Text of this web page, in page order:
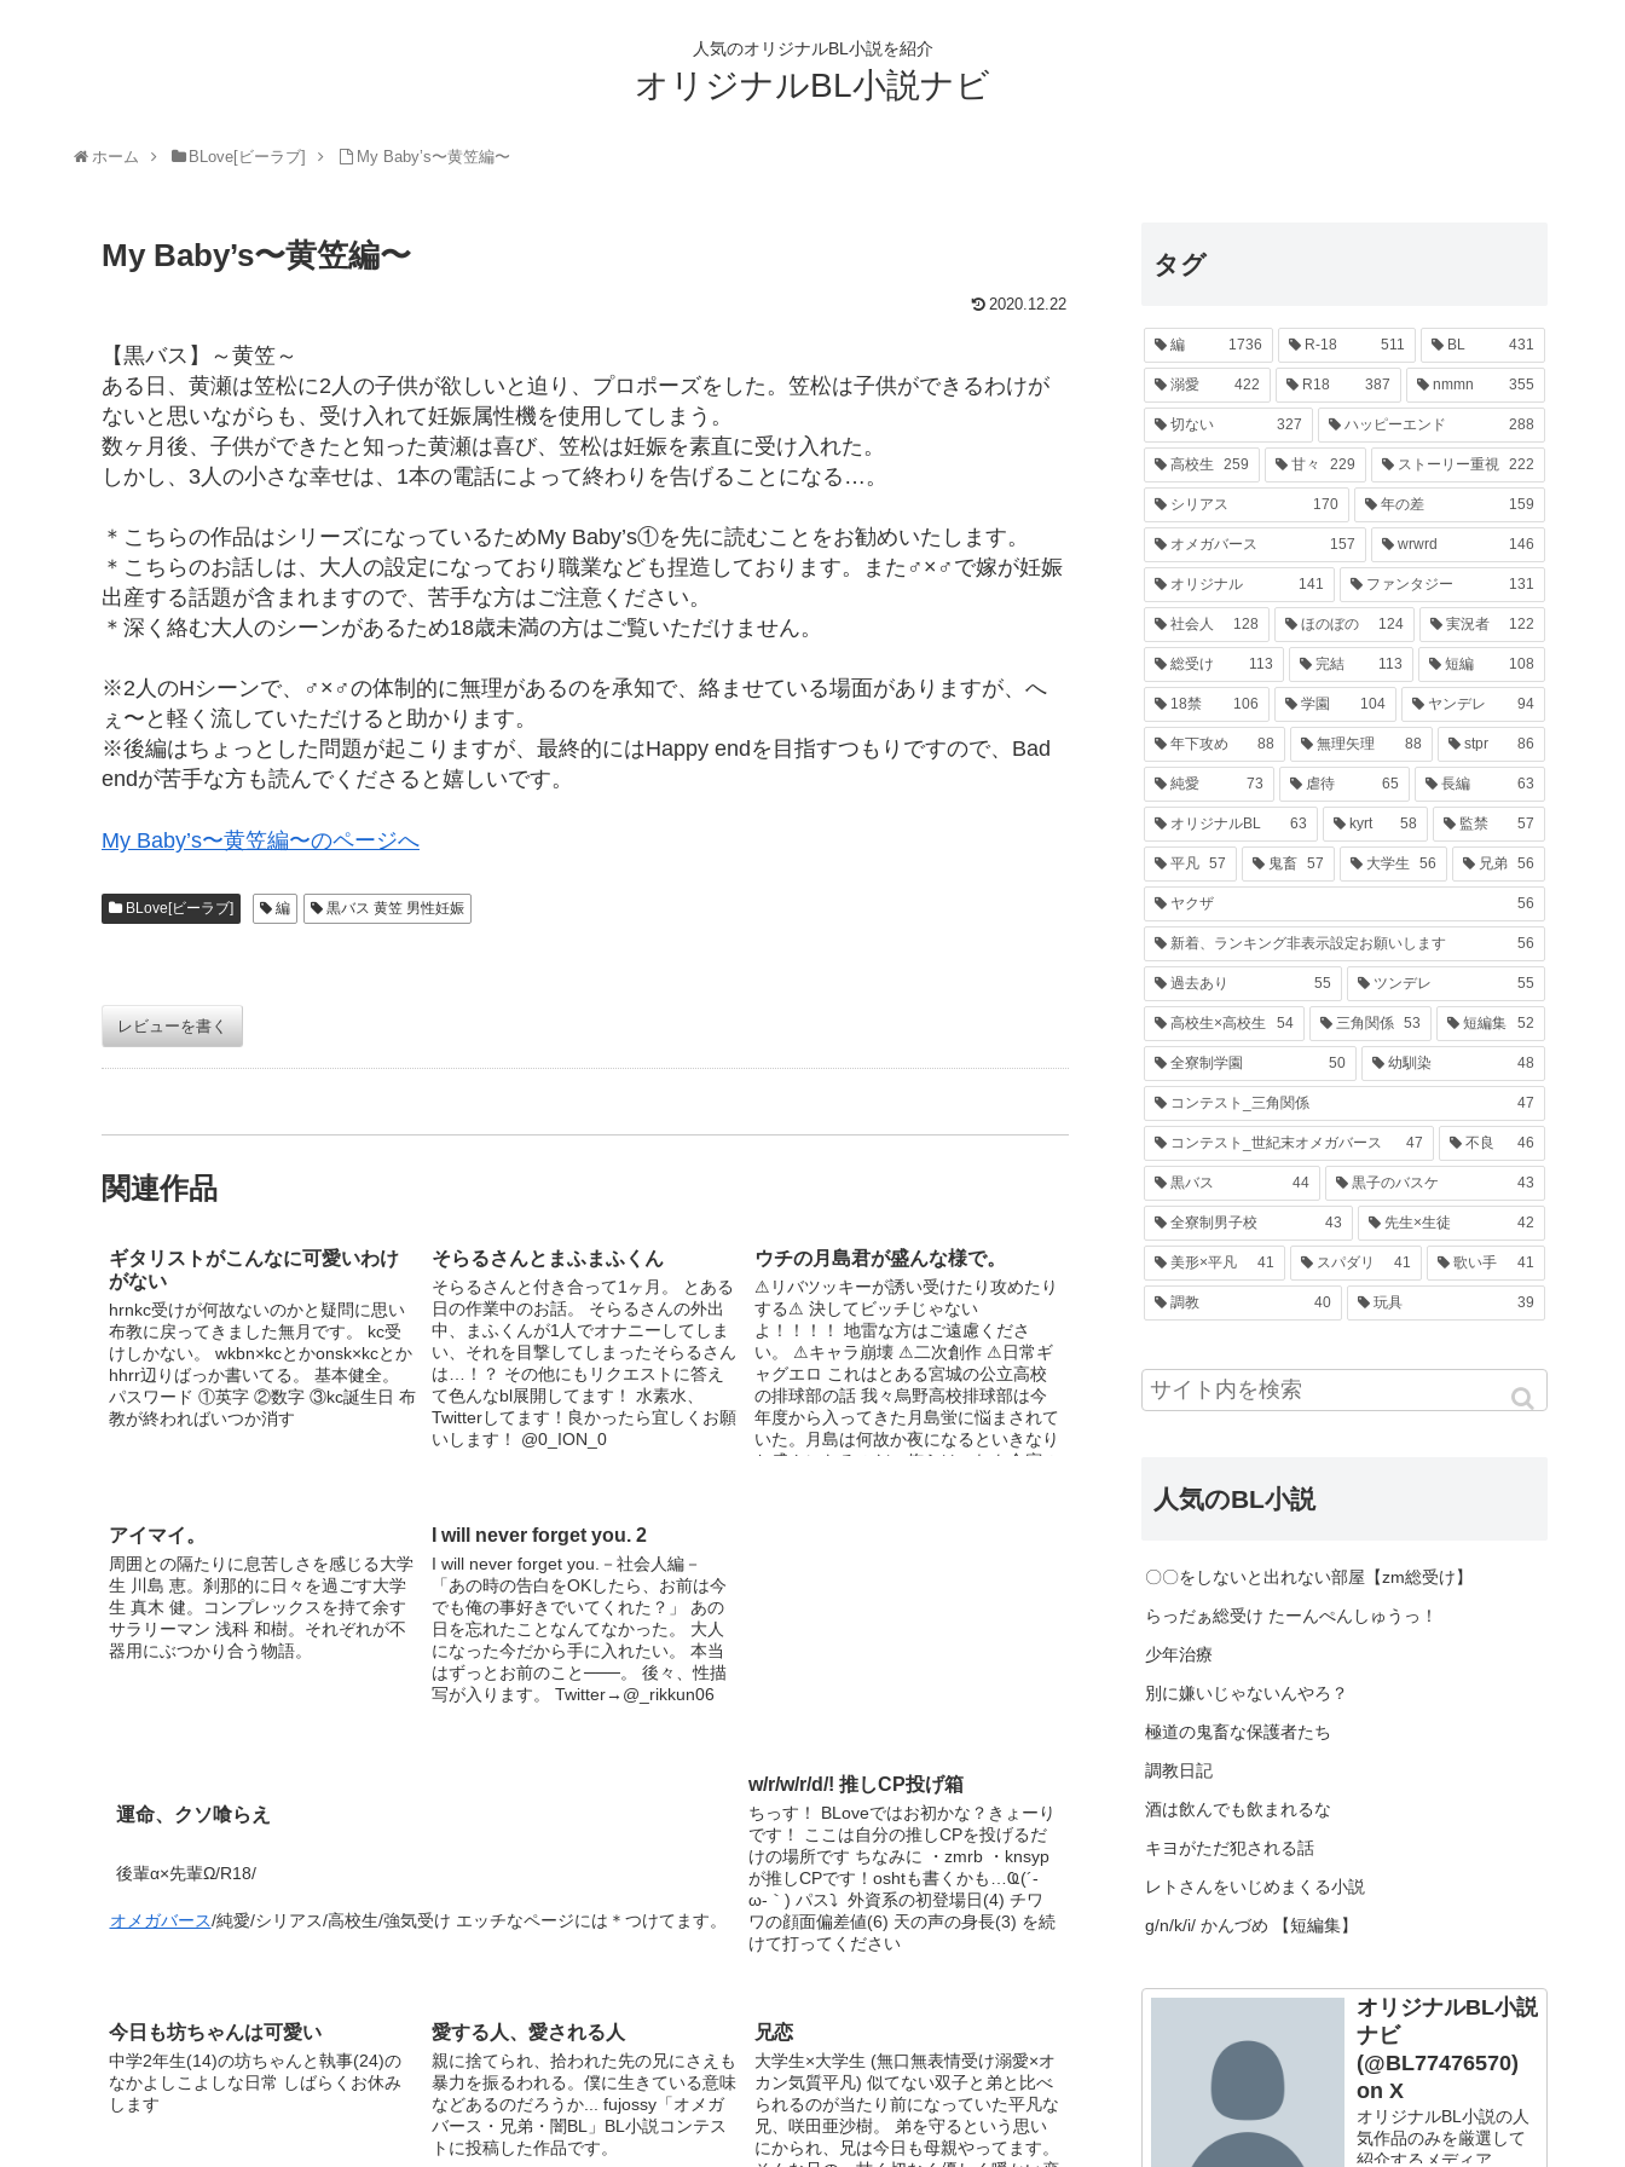
人気のオリジナルBL小説を紹介
オリジナルBL小説ナビ
ホーム BLove[ビーラブ] My Baby’s〜黄笠編〜
My Baby’s〜黄笠編〜
2020.12.22
【黒バス】～黄笠～
ある日、黄瀬は笠松に2人の子供が欲しいと迫り、プロポーズをした。笠松は子供ができるわけが
ないと思いながらも、受け入れて妊娠属性機を使用してしまう。
数ヶ月後、子供ができたと知った黄瀬は喜び、笠松は妊娠を素直に受け入れた。
しかし、3人の小さな幸せは、1本の電話によって終わりを告げることになる…。
＊こちらの作品はシリーズになっているためMy Baby’s①を先に読むことをお勧めいたします。
＊こちらのお話しは、大人の設定になっており職業なども捏造しております。また♂×♂で嫁が妊娠
出産する話題が含まれますので、苦手な方はご注意ください。
＊深く絡む大人のシーンがあるため18歳未満の方はご覧いただけません。
※2人のHシーンで、♂×♂の体制的に無理があるのを承知で、絡ませている場面がありますが、へ
ぇ〜と軽く流していただけると助かります。
※後編はちょっとした問題が起こりますが、最終的にはHappy endを目指すつもりですので、Bad
endが苦手な方も読んでくださると嬉しいです。
My Baby’s〜黄笠編〜のページへ
BLove[ビーラブ] 編 黒バス 黄笠 男性妊娠
レビューを書く
関連作品
ギタリストがこんなに可愛いわけ
がない
hrnkc受けが何故ないのかと疑問に思い
布教に戻ってきました無月です。 kc受
けしかない。 wkbn×kcとかonsk×kcとか
hhrr辺りばっか書いてる。 基本健全。
パスワード ①英字 ②数字 ③kc誕生日 布
教が終わればいつか消す
そらるさんとまふまふくん
そらるさんと付き合って1ヶ月。 とある
日の作業中のお話。 そらるさんの外出
中、まふくんが1人でオナニーしてしま
い、それを目撃してしまったそらるさん
は…！？ その他にもリクエストに答え
て色んなbl展開してます！ 水素水、
Twitterしてます！良かったら宜しくお願
いします！ @0_ION_0
ウチの月島君が盛んな様で。
⚠︎リバツッキーが誘い受けたり攻めたり
する⚠︎ 決してビッチじゃない
よ！！！！ 地雷な方はご遠慮くださ
い。 ⚠︎キャラ崩壊 ⚠︎二次創作 ⚠︎日常ギ
ャグエロ これはとある宮城の公立高校
の排球部の話 我々烏野高校排球部は今
年度から入ってきた月島蛍に悩まされて
いた。月島は何故か夜になるといきなり
お盛んになるのだ。俺らはこれを合宿の
アイマイ。
周囲との隔たりに息苦しさを感じる大学
生 川島 恵。刹那的に日々を過ごす大学
生 真木 健。コンプレックスを持て余す
サラリーマン 浅科 和樹。それぞれが不
器用にぶつかり合う物語。
I will never forget you. 2
I will never forget you.－社会人編－
「あの時の告白をOKしたら、お前は今
でも俺の事好きでいてくれた？」 あの
日を忘れたことなんてなかった。 大人
になった今だから手に入れたい。 本当
はずっとお前のこと───。 後々、性描
写が入ります。 Twitter→@_rikkun06
運命、クソ喰らえ
後輩α×先輩Ω/R18/
オメガバース/純愛/シリアス/高校生/強気受け エッチなページには＊つけてます。
w/r/w/r/d/! 推しCP投げ箱
ちっす！ BLoveではお初かな？きょーり
です！ ここは自分の推しCPを投げるだ
けの場所です ちなみに ・zmrb ・knsyp
が推しCPです！oshtも書くかも…Ҩ(´-
ω-｀) パス⤵︎ ︎ 外資系の初登場日(4) チワ
ワの顔面偏差値(6) 天の声の身長(3) を続
けて打ってください
今日も坊ちゃんは可愛い
中学2年生(14)の坊ちゃんと執事(24)の
なかよしこよしな日常 しばらくお休み
します
愛する人、愛される人
親に捨てられ、拾われた先の兄にさえも
暴力を振るわれる。僕に生きている意味
などあるのだろうか... fujossy「オメガ
バース・兄弟・闇BL」BL小説コンテス
トに投稿した作品です。
兄恋
大学生×大学生 (無口無表情受け溺愛×オ
カン気質平凡) 似てない双子と弟と比べ
られるのが当たり前になっていた平凡な
兄、咲田亜沙樹。 弟を守るという思い
にかられ、兄は今日も母親やってます。
タグ
編 1736 R-18 511 BL 431
溺愛 422 R18 387 nmmn 355
切ない 327 ハッピーエンド 288
高校生 259 甘々 229 ストーリー重視 222
シリアス 170 年の差 159
オメガバース 157 wrwrd 146
オリジナル 141 ファンタジー 131
社会人 128 ほのぼの 124 実況者 122
総受け 113 完結 113 短編 108
18禁 106 学園 104 ヤンデレ 94
年下攻め 88 無理矢理 88 stpr 86
純愛 73 虐待 65 長編 63
オリジナルBL 63 kyrt 58 監禁 57
平凡 57 鬼畜 57 大学生 56 兄弟 56
ヤクザ 56
新着、ランキング非表示設定お願いします 56
過去あり 55 ツンデレ 55
高校生×高校生 54 三角関係 53 短編集 52
全寮制学園 50 幼馴染 48
コンテスト_三角関係 47
コンテスト_世紀末オメガバース 47 不良 46
黒バス 44 黒子のバスケ 43
全寮制男子校 43 先生×生徒 42
美形×平凡 41 スパダリ 41 歌い手 41
調教 40 玩具 39
人気のBL小説
〇〇をしないと出れない部屋【zm総受け】
らっだぁ総受け たーんぺんしゅうっ！
少年治療
別に嫌いじゃないんやろ？
極道の鬼畜な保護者たち
調教日記
酒は飲んでも飲まれるな
キヨがただ犯される話
レトさんをいじめまくる小説
g/n/k/i/ かんづめ 【短編集】
オリジナルBL小説
ナビ
(@BL77476570)
on X
オリジナルBL小説の人
気作品のみを厳選して
紹介するメディア